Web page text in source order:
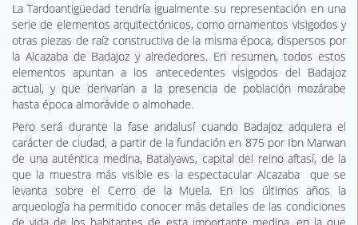
La Tardoantigüedad tendría igualmente su representación en una
serie de elementos arquitectónicos, como ornamentos visigodos y
otras piezas de raíz constructiva de la misma época, dispersos por
la Alcazaba de Badajoz y alrededores. En resumen, todos estos
elementos apuntan a los antecedentes visigodos del Badajoz
actual, y que derivarían a la presencia de población mozárabe
hasta época almorávide o almohade.
Pero será durante la fase andalusí cuando Badajoz adquiera el
carácter de ciudad, a partir de la fundación en 875 por Ibn Marwan
de una auténtica medina, Batalyaws, capital del reino aftasí, de la
que la muestra más visible es la espectacular Alcazaba que se
levanta sobre el Cerro de la Muela. En los últimos años la
arqueología ha permitido conocer más detalles de las condiciones